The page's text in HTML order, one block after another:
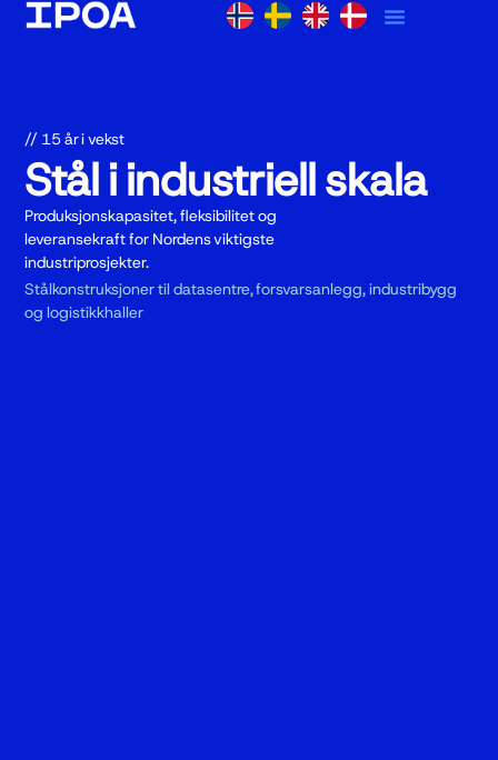
// 15 år i vekst
Stål i industriell skala
Produksjonskapasitet, fleksibilitet og
leveransekraft for Nordens viktigste
industriprosjekter.
Stålkonstruksjoner til datasentre, forsvarsanlegg, industribygg
og logistikkhaller